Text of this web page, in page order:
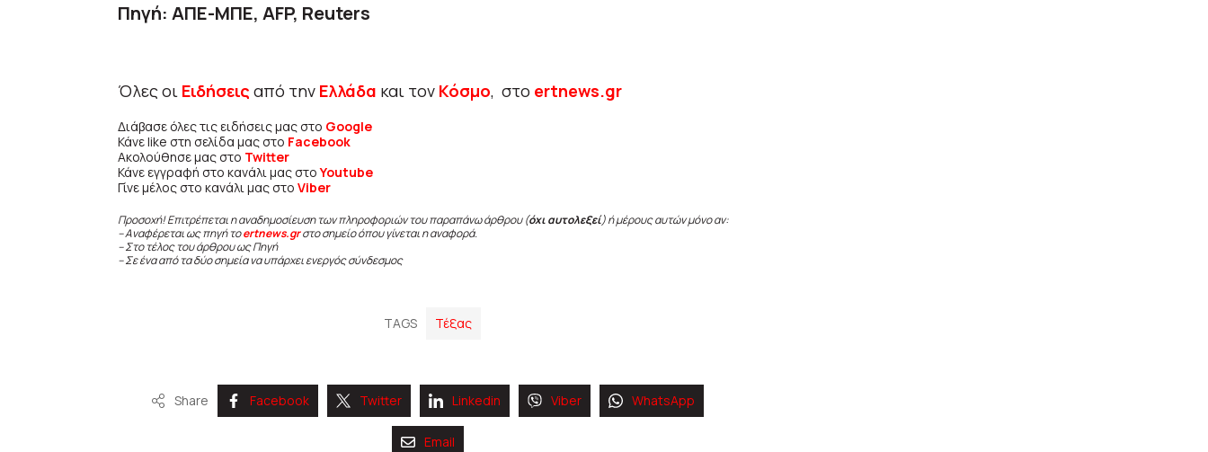
Πηγή: ΑΠΕ-ΜΠΕ, AFP, Reuters
Όλες οι Ειδήσεις από την Ελλάδα και τον Κόσμο, στο ertnews.gr
Διάβασε όλες τις ειδήσεις μας στο Google
Κάνε like στη σελίδα μας στο Facebook
Ακολούθησε μας στο Twitter
Κάνε εγγραφή στο κανάλι μας στοYoutube
Γίνε μέλος στο κανάλι μας στο Viber
Προσοχή! Επιτρέπεται η αναδημοσίευση των πληροφοριών του παραπάνω άρθρου (όχι αυτολεξεί) ή μέρους αυτών μόνο αν:
– Αναφέρεται ως πηγή τοertnews.gr στο σημείο όπου γίνεται η αναφορά.
– Στο τέλος του άρθρου ως Πηγή
– Σε ένα από τα δύο σημεία να υπάρχει ενεργός σύνδεσμος
TAGS Τέξας
Share Facebook Twitter Linkedin Viber WhatsApp
Email